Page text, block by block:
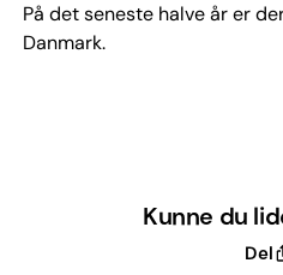
På det seneste halve år er
Danmark.
Kunne du
Del